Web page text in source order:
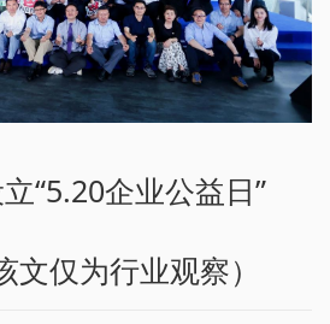
“5.20企业公益日”
文仅为行业观察）